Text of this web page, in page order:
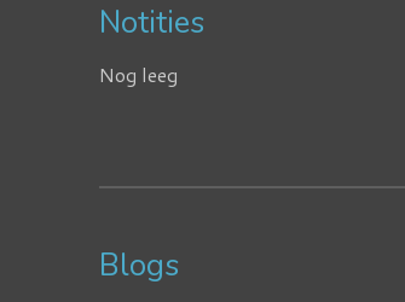
Notities
Nog leeg
Blogs